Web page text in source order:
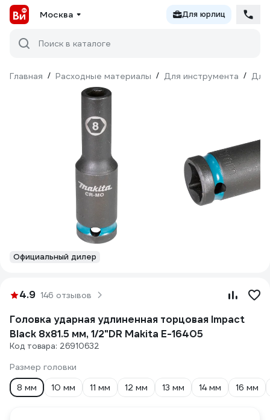
Москва Для юрлиц
Поиск в каталоге
Главная / Расходные материалы / Для инструмента / Для
Официальный дилер
4.9 146 отзывов
Головка ударная удлиненная торцовая Impact
Black 8x81.5 мм, 1/2"DR Makita E-16405
Код товара: 26910632
Размер головки
8 мм
10 мм 11 мм 12 мм 13 мм 14 мм 16 мм